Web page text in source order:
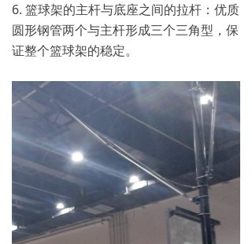
6. 篮球架的主杆与底座之间的拉杆：优质
圆形钢管两个与主杆形成三个三角型，保
证整个篮球架的稳定。